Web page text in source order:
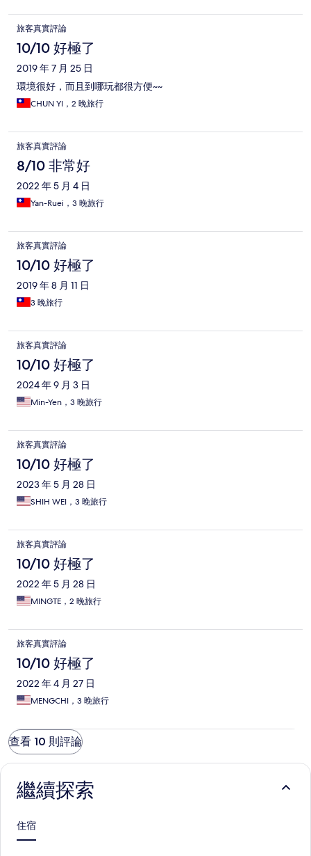
旅客真實評論
10/10 好極了
2019 年 7 月 25 日
環境很好，而且到哪玩都很方便~~
CHUN YI，2 晚旅行
旅客真實評論
8/10 非常好
2022 年 5 月 4 日
Yan-Ruei，3 晚旅行
旅客真實評論
10/10 好極了
2019 年 8 月 11 日
3 晚旅行
旅客真實評論
10/10 好極了
2024 年 9 月 3 日
Min-Yen，3 晚旅行
旅客真實評論
10/10 好極了
2023 年 5 月 28 日
SHIH WEI，3 晚旅行
旅客真實評論
10/10 好極了
2022 年 5 月 28 日
MINGTE，2 晚旅行
旅客真實評論
10/10 好極了
2022 年 4 月 27 日
MENGCHI，3 晚旅行
查看 10 則評論
繼續探索
住宿